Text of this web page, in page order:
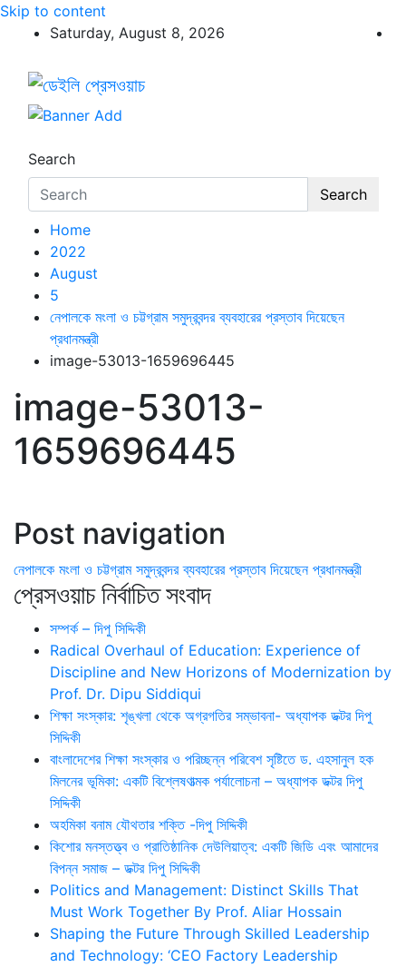
Skip to content
Saturday, August 8, 2026
ডেইলি প্রেসওয়াচ
ডেইলি প্রেসওয়াচ মুক্তিযুদ্ধের চেতনায় উদ্বুদ্ধ মুখপত্র
Search
Search
Home
2022
August
5
নেপালকে মংলা ও চট্টগ্রাম সমুদ্রবন্দর ব্যবহারের প্রস্তাব দিয়েছেন
প্রধানমন্ত্রী
image-53013-1659696445
image-53013-
1659696445
Post navigation
নেপালকে মংলা ও চট্টগ্রাম সমুদ্রবন্দর ব্যবহারের প্রস্তাব দিয়েছেন প্রধানমন্ত্রী
প্রেসওয়াচ নির্বাচিত সংবাদ
সম্পর্ক – দিপু সিদ্দিকী
Radical Overhaul of Education: Experience of
Discipline and New Horizons of Modernization by
Prof. Dr. Dipu Siddiqui
শিক্ষা সংস্কার: শৃঙ্খলা থেকে অগ্রগতির সম্ভাবনা- অধ্যাপক ডক্টর দিপু
সিদ্দিকী
বাংলাদেশের শিক্ষা সংস্কার ও পরিচ্ছন্ন পরিবেশ সৃষ্টিতে ড. এহসানুল হক
মিলনের ভূমিকা: একটি বিশ্লেষণাত্মক পর্যালোচনা – অধ্যাপক ডক্টর দিপু
সিদ্দিকী
অহমিকা বনাম যৌথতার শক্তি -দিপু সিদ্দিকী
কিশোর মনস্তত্ত্ব ও প্রাতিষ্ঠানিক দেউলিয়াত্ব: একটি জিডি এবং আমাদের
বিপন্ন সমাজ – ডক্টর দিপু সিদ্দিকী
Politics and Management: Distinct Skills That
Must Work Together By Prof. Aliar Hossain
Shaping the Future Through Skilled Leadership
and Technology: ‘CEO Factory Leadership